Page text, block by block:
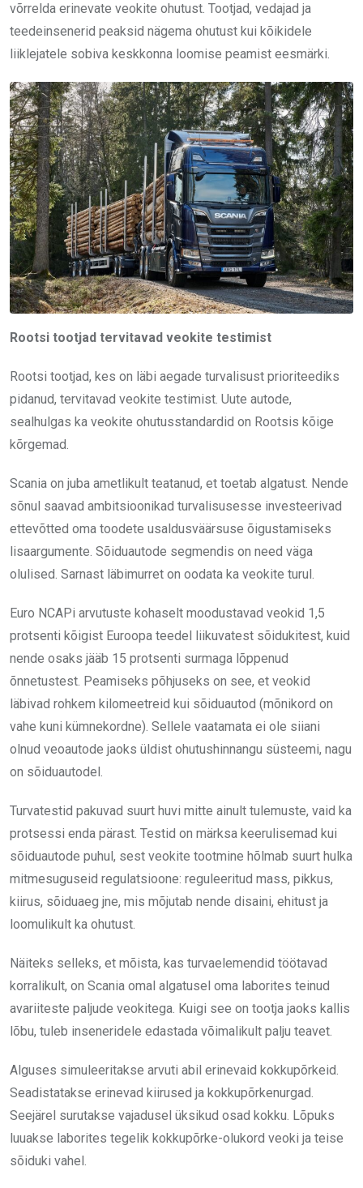
võrrelda erinevate veokite ohutust. Tootjad, vedajad ja
teedeinsenerid peaksid nägema ohutust kui kõikidele
liiklejatele sobiva keskkonna loomise peamist eesmärki.
Rootsi tootjad tervitavad veokite testimist
Rootsi tootjad, kes on läbi aegade turvalisust prioriteediks
pidanud, tervitavad veokite testimist. Uute autode,
sealhulgas ka veokite ohutusstandardid on Rootsis kõige
kõrgemad.
Scania on juba ametlikult teatanud, et toetab algatust. Nende
sõnul saavad ambitsioonikad turvalisusesse investeerivad
ettevõtted oma toodete usaldusväärsuse õigustamiseks
lisaargumente. Sõiduautode segmendis on need väga
olulised. Sarnast läbimurret on oodata ka veokite turul.
Euro NCAPi arvutuste kohaselt moodustavad veokid 1,5
protsenti kõigist Euroopa teedel liikuvatest sõidukitest, kuid
nende osaks jääb 15 protsenti surmaga lõppenud
õnnetustest. Peamiseks põhjuseks on see, et veokid
läbivad rohkem kilomeetreid kui sõiduautod (mõnikord on
vahe kuni kümnekordne). Sellele vaatamata ei ole siiani
olnud veoautode jaoks üldist ohutushinnangu süsteemi, nagu
on sõiduautodel.
Turvatestid pakuvad suurt huvi mitte ainult tulemuste, vaid ka
protsessi enda pärast. Testid on märksa keerulisemad kui
sõiduautode puhul, sest veokite tootmine hõlmab suurt hulka
mitmesuguseid regulatsioone: reguleeritud mass, pikkus,
kiirus, sõiduaeg jne, mis mõjutab nende disaini, ehitust ja
loomulikult ka ohutust.
Näiteks selleks, et mõista, kas turvaelemendid töötavad
korralikult, on Scania omal algatusel oma laborites teinud
avariiteste paljude veokitega. Kuigi see on tootja jaoks kallis
lõbu, tuleb inseneridele edastada võimalikult palju teavet.
Alguses simuleeritakse arvuti abil erinevaid kokkupõrkeid.
Seadistatakse erinevad kiirused ja kokkupõrkenurgad.
Seejärel surutakse vajadusel üksikud osad kokku. Lõpuks
luuakse laborites tegelik kokkupõrke-olukord veoki ja teise
sõiduki vahel.